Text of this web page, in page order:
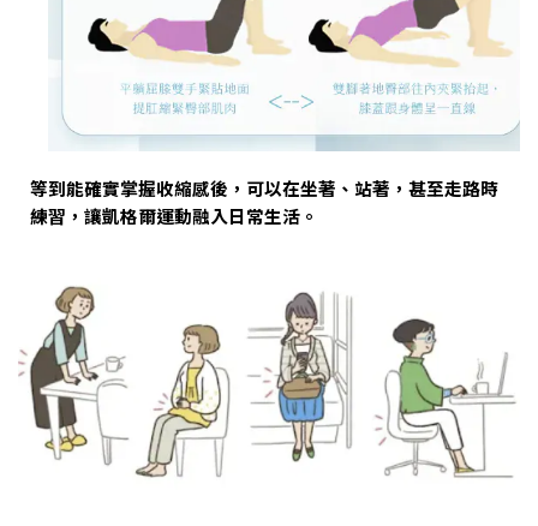
等到能確實掌握收縮感後，可以在坐著、站著，甚至走路時
練習，讓凱格爾運動融入日常生活。